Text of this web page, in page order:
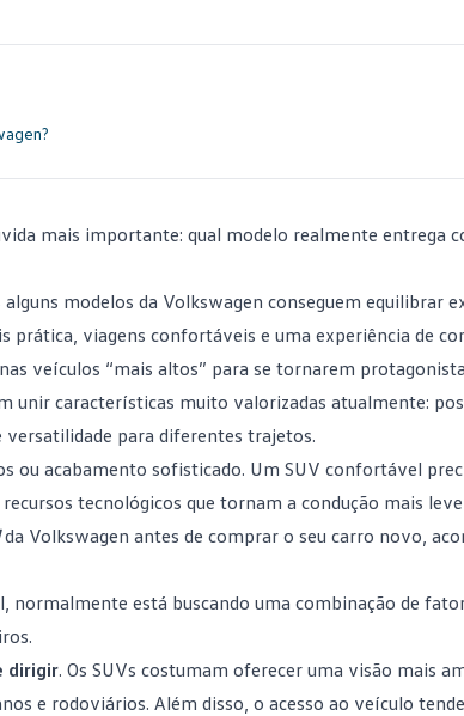
mais importante: qual modelo realmente entrega
modelos da Volkswagen conseguem equilibrar
prática, viagens confortáveis e uma experiência de
veículos “mais altos” para se tornarem
unir características muito valorizadas atualmente:
versatilidade para diferentes trajetos.
ou acabamento sofisticado. Um SUV confortável
tecnológicos que tornam a condução mais
da Volkswagen antes de comprar o seu carro novo,
normalmente está buscando uma combinação de
dirigir. Os SUVs costumam oferecer uma visão mais
e rodoviários. Além disso, o acesso ao veículo